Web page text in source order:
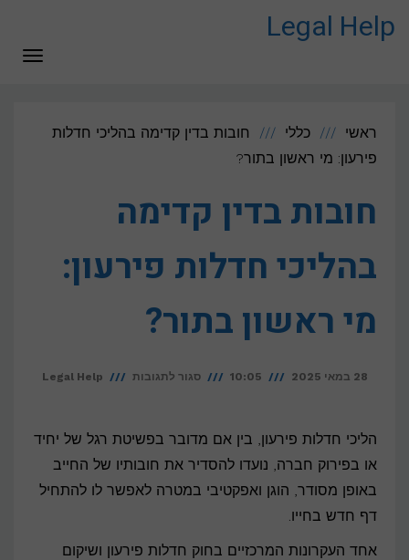
לתוכן
Legal Help
ראשי כללי
חובות בדין קדימה בהליכי חדלות
פירעון: מי ראשון בתור?
חובות בדין קדימה
בהליכי חדלות פירעון:
מי ראשון בתור?
28 במאי 2025 10:05 סגור לתגובות על
קדימה
בהליכי
Legal Help
הליכי חדלות פירעון, בין אם מדובר בפשיטת רגל של יחיד
או בפירוק חברה, נועדו להסדיר את חובותיו של החייב
באופן מסודר, הוגן ואפקטיבי במטרה לאפשר לו להתחיל
דף חדש בחייו.
אחד העקרונות המרכזיים בחוק חדלות פירעון ושיקום